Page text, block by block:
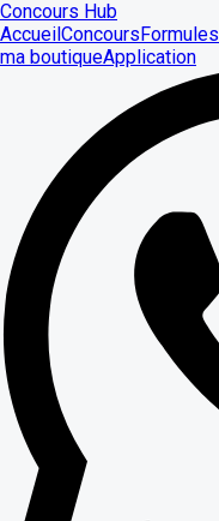
Concours Hub
AccueilConcoursFormules
ma boutiqueApplication